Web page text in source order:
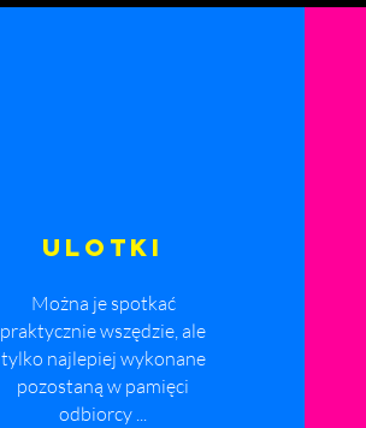
ULOTKI
Można je spotkać
praktycznie wszędzie, ale
tylko najlepiej wykonane
pozostaną w pamięci
odbiorcy ...